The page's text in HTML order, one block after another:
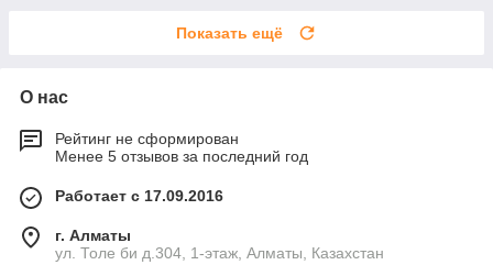
Показать ещё
О нас
Рейтинг не сформирован
Менее 5 отзывов за последний год
Работает с 17.09.2016
г. Алматы
ул. Толе би д.304, 1-этаж, Алматы, Казахстан